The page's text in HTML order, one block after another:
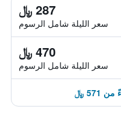
287 ﷼
سعر الليلة شامل الرسوم
470 ﷼
سعر الليلة شامل الرسوم